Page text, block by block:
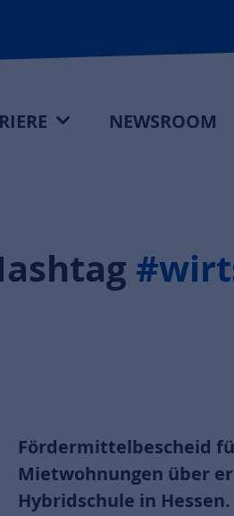
NEWSROOM
Fördermittelbescheid
Mietwohnungen über
Hybridschule in Hessen.